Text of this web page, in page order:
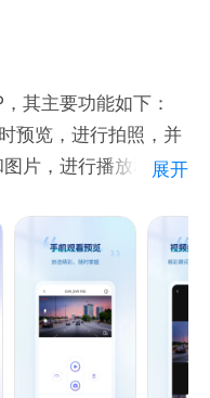
其主要功能如下：
预览，进行拍照，并
片，进行播放和查
；
是对本地视频文件进
的图片进行裁剪、滤
频进行裁剪、音乐
展开